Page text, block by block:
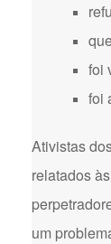
foi
foi
Ativistas
relatados
um